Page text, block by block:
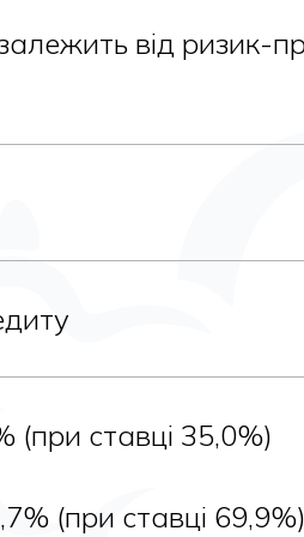
позику);
перевірок.
від ризик-
(при ставці 35,0%)
(при ставці 69,9%)